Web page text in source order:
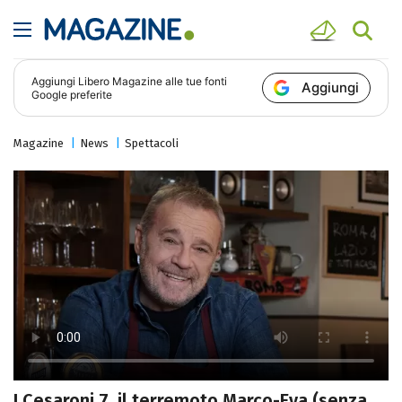
Aggiungi Libero Magazine alle tue fonti
Google preferite
Aggiungi
Magazine News Spettacoli